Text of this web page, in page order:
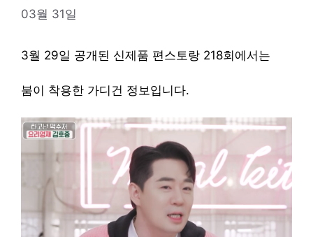
03월 31일
3월 29일 공개된 신제품 편스토랑 218회에서는
붐이 착용한 가디건 정보입니다.